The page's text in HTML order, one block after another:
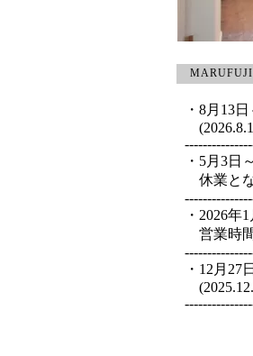
MARUFUJI